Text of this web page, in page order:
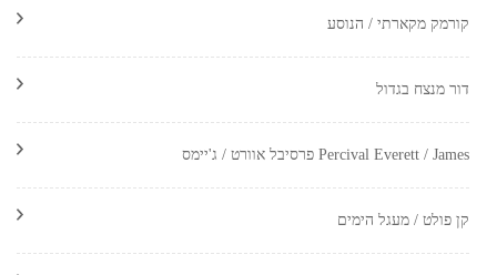
קורמק מקארתי / הנוסע
דור מנצח בגדול
Percival Everett / James פרסיבל אוורט / ג'יימס
קן פולט / מעגל הימים